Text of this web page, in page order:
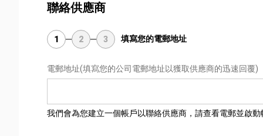
聯絡供應商
1 2 3 填寫您的電郵地址
電郵地址(填寫您的公司電郵地址以獲取供應商的迅速回覆)
我們會為您建立一個帳戶以聯絡供應商，請查看電郵並啟動